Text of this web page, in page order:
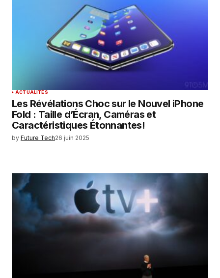
ACTUALITÉS
Les Révélations Choc sur le Nouvel iPhone
Fold : Taille d’Écran, Caméras et
Caractéristiques Étonnantes!
by Future Tech26 juin 2025